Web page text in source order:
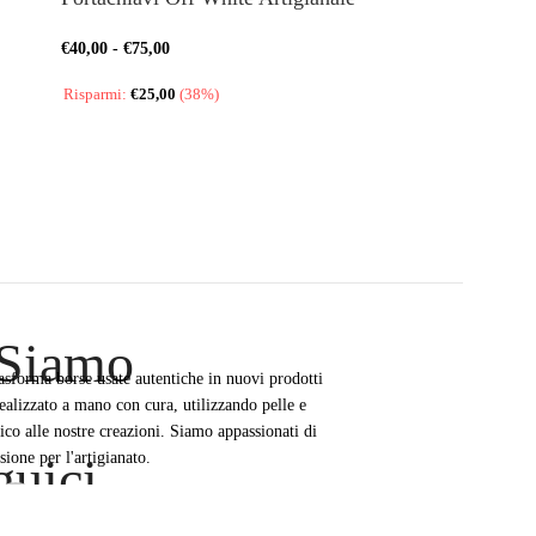
€40,00 - €75,00
Risparmi: €25,00 (38%)
borse usate autentiche in nuovi prodotti
a mano con cura, utilizzando pelle e
alle nostre creazioni. Siamo appassionati di
per l'artigianato.